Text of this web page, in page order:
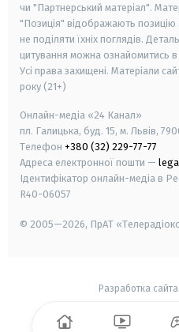
чи "Партнерський матеріал".
"Позиція" відображають позицію
не поділяти їхніх поглядів.
цитування можна ознайомитись
Усі права захищені. Матеріали
року (21+)
Онлайн-медіа «24 Канал»
пл. Галицька, буд. 15, м. Львів,
Телефон +380 (32) 229-77-77
Адреса електронної пошти —
Ідентифікатор онлайн-медіа в
R40-06057
© 2005—2026, ПрАТ
Разработка сайта